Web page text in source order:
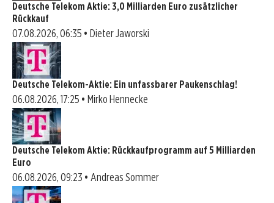
Deutsche Telekom Aktie: 3,0 Milliarden Euro zusätzlicher
Rückkauf
07.08.2026, 06:35 • Dieter Jaworski
Deutsche Telekom-Aktie: Ein unfassbarer Paukenschlag!
06.08.2026, 17:25 • Mirko Hennecke
Deutsche Telekom Aktie: Rückkaufprogramm auf 5 Milliarden
Euro
06.08.2026, 09:23 • Andreas Sommer